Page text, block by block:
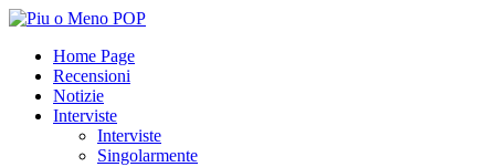
Home Page
Recensioni
Notizie
Interviste
Interviste
Singolarmente